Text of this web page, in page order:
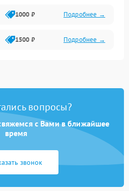
1000 ₽ Подробнее →
1500 ₽ Подробнее →
вопросы?
с Вами в ближайшее
время
звонок